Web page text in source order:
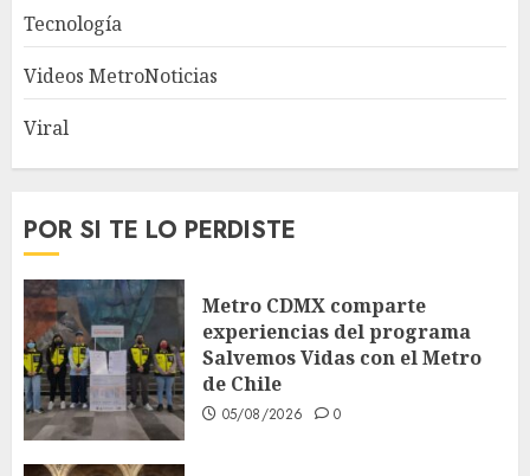
Tecnología
Videos MetroNoticias
Viral
POR SI TE LO PERDISTE
Metro CDMX comparte
experiencias del programa
Salvemos Vidas con el Metro
de Chile
05/08/2026 0